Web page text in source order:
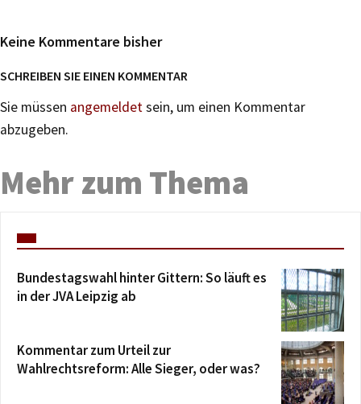
Keine Kommentare bisher
SCHREIBEN SIE EINEN KOMMENTAR
Sie müssen angemeldetsein, um einen Kommentar
abzugeben.
Mehr zum Thema
Bundestagswahl hinter Gittern: So läuft es
in der JVA Leipzig ab
Kommentar zum Urteil zur
Wahlrechtsreform: Alle Sieger, oder was?